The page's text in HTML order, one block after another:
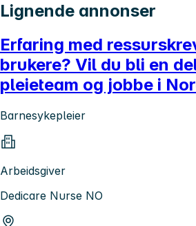
Lignende annonser
Erfaring med
brukere? Vil du bli en
pleieteam og jobbe i
Barnesykepleier
Arbeidsgiver
Dedicare Nurse NO